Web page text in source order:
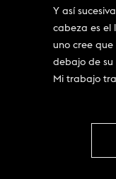
Y así
cabeza es el
uno cree
debajo de su
Mi trabajo